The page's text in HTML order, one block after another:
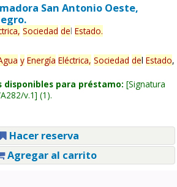
San Antonio Oeste,
Sociedad del Estado.
y Energía Eléctrica, Sociedad del Estado,
disponibles para préstamo: Signatura
v.1 (1).
Hacer reserva
Agregar al carrito